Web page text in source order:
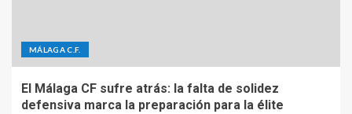
MÁLAGA C.F.
El Málaga CF sufre atrás: la falta de solidez
defensiva marca la preparación para la élite